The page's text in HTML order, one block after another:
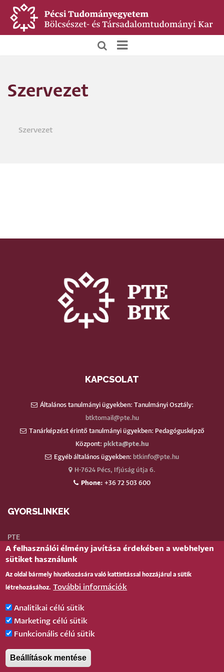
Ugrás
tartalomra
Szervezet
Szervezet
KAPCSOLAT
Általános tanulmányi ügyekben: Tanulmányi Osztály:
btktomail@pte.hu
Tanárképzést érintő tanulmányi ügyekben: Pedagógusképző
Központ: pkkta@pte.hu
Egyéb általános ügyekben: btkinfo@pte.hu
H-7624 Pécs, Ifjúság útja 6.
Phone: +36 72 503 600
GYORSLINKEK
PTE
Neptun
Telefonkönyv
Teams
TÉR(oktatói)
BELÉPÉS
Bejelentkezés
Pécsi Tudományegyetem |
A felhasználói élmény javítása érdekében a webhelyen
sütiket használunk
Az oldal bármely hivatkozására való kattintással hozzájárul a sütik
létrehozásához. További információk
Analitikai célú sütik
Marketing célú sütik
Funkcionális célú sütik
Beállítások mentése